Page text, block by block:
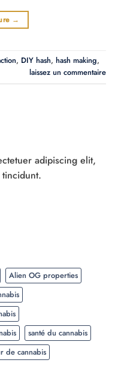
→
, DIY hash, hash making,
laissez un commentaire
adipiscing elit,
Alien OG properties
santé du cannabis
de cannabis